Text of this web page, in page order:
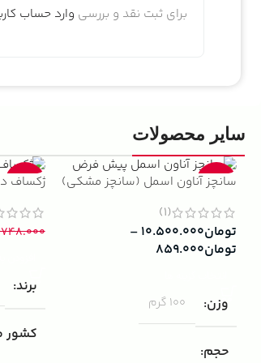
برای ثبت نقد و بررسی وارد حساب
سایر محصولات
-13%
سانچز آناون اسمل (سانچز مشکی)
(1)
تومان۱۰.۵۰۰.۰۰۰ –
تومان۸۵۹.۰۰۰
وزن 100 گرم
حجم
-22%
ژکساف
برند
کشور